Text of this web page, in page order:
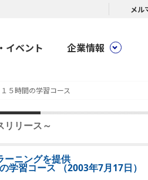
メル
イベント 企業情報
５時間の学習コース
リース～
ーニングを提供
学習コース（2003年7月17日）